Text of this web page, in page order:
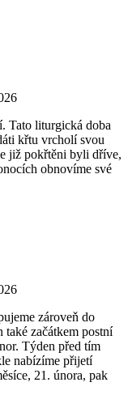
Tato liturgická doba
křtu vrcholí svou
již pokřtěni byli dříve,
obnovíme své
zároveň do
také začátkem postní
Týden před tím
nabízíme přijetí
21. února, pak